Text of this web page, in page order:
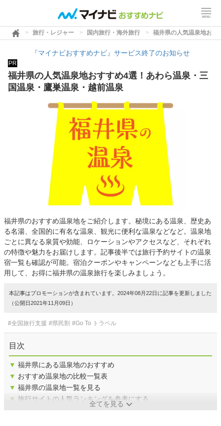
旅行・レジャー 国内旅行・海外旅行 福井県の人気温泉地おす
『マイナビおすすめナビ』サービス終了のお知らせ
PR
福井県の人気温泉地おすすめ4選！あわら温泉・三
国温泉・鷹巣温泉・越前温泉
福井県のおすすめ温泉地をご紹介します。秘境にある温泉、歴史あ
る名湯、全国的に有名な温泉、観光に便利な温泉などなど。温泉地
ごとに異なる泉質や効能、ロケーションやアクセスなど、それぞれ
の特徴や魅力をお届けします。記事後半では旅行予約サイトの温泉
宿一覧も確認が可能。宿泊クーポンやキャンペーンなども上手に活
用して、お得に福井県の温泉旅行を楽しみましょう。
本記事はプロモーションが含まれています。2024年08月22日に記事を更新しました
（公開日2021年11月09日）
#全国旅行支援 #県民割 #Go To トラベル
目次
▼ 福井県にある温泉地のおすすめ
▼ おすすめ温泉地の比較一覧表
▼ 福井県の温泉地一覧を見る
▼ 旅行サイトの人気ランキングを参考にする
全てを見る